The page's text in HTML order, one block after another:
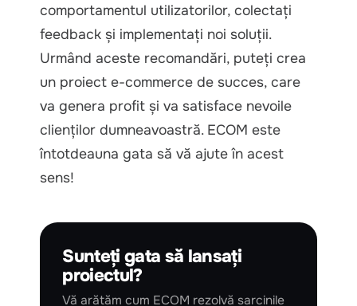
comportamentul utilizatorilor, colectați
feedback și implementați noi soluții.
Urmând aceste recomandări, puteți crea
un proiect e-commerce de succes, care
va genera profit și va satisface nevoile
clienților dumneavoastră. ECOM este
întotdeauna gata să vă ajute în acest
sens!
Sunteți gata să lansați
proiectul?
Vă arătăm cum ECOM rezolvă sarcinile